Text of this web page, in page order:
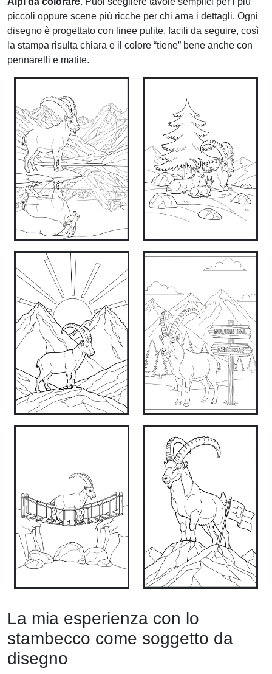
piccoli oppure scene più ricche per chi ama i dettagli. Ogni
disegno è progettato con linee pulite, facili da seguire, così
la stampa risulta chiara e il colore “tiene” bene anche con
pennarelli e matite.
La mia esperienza con lo
stambecco come soggetto da
disegno